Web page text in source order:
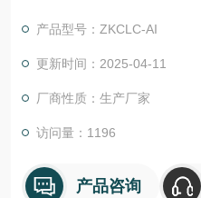
产品型号：ZKCLC-AI
更新时间：2025-04-11
厂商性质：生产厂家
访问量：1196
产品咨询